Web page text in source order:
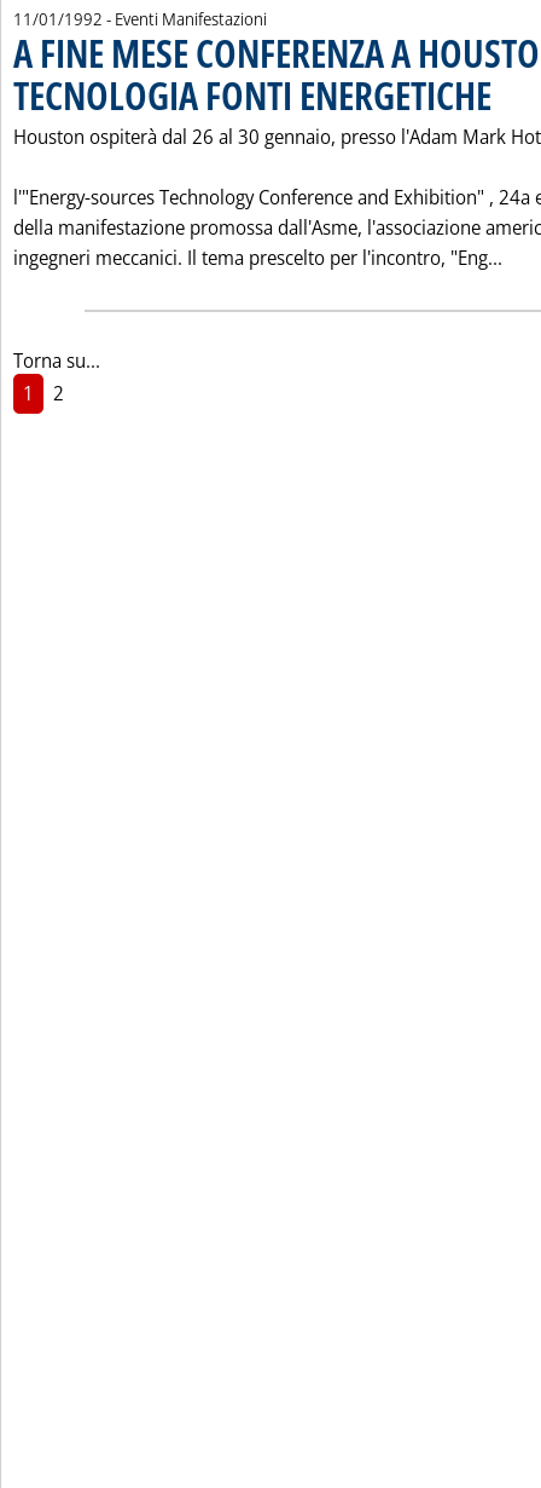
11/01/1992 - Eventi Manifestazioni
A FINE MESE CONFERENZA A
TECNOLOGIA FONTI ENERGETICHE
Houston ospiterà dal 26 al 30 gennaio, presso l'Adam Mark
l'"Energy-sources Technology Conference and Exhibition" , 24a
della manifestazione promossa dall'Asme, l'associazione
ingegneri meccanici. Il tema prescelto per l'incontro, "Eng...
Torna su...
1
2